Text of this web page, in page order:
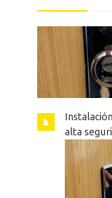
alta